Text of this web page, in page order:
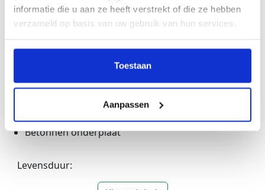
informatie die u aan ze heeft verstrekt of die ze hebben
verzameld op basis van uw gebruik van hun services.
Toestaan
Aanpassen
Houten hek en poort
Houten of betonnen palen
Betonnen onderplaat
Levensduur: